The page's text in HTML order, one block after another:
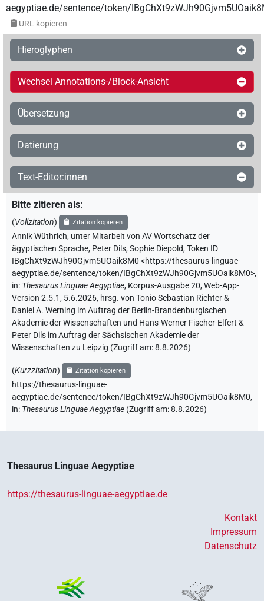
aegyptiae.de/sentence/token/
URL kopieren
Hieroglyphen
Wechsel Annotations-/Block-Ansicht
Übersetzung
Datierung
Text-Editor:innen
Bitte zitieren als:
(Vollzitation) Zitation kopieren
Annik Wüthrich, unter Mitarbeit von AV Wortschatz der
ägyptischen Sprache, Peter Dils,Sophie Diepold,Token ID
IBgChXt9zWJh90Gjvm5UOaik8M0 <https://thesaurus-linguae-
aegyptiae.de/sentence/token/IBgChXt9zWJh90Gjvm5UOaik8M0>,
in: Thesaurus Linguae Aegyptiae, Korpus-Ausgabe 20, Web-App-
Version 2.5.1, 5.6.2026, hrsg. von Tonio Sebastian Richter &
Daniel A. Werning im Auftrag der Berlin-Brandenburgischen
Akademie der Wissenschaften und Hans-Werner Fischer-Elfert &
Peter Dils im Auftrag der Sächsischen Akademie der
Wissenschaften zu Leipzig (Zugriff am:8.8.2026)
(Kurzzitation) Zitation kopieren
https://thesaurus-linguae-
aegyptiae.de/sentence/token/IBgChXt9zWJh90Gjvm5UOaik8M0,
in: Thesaurus Linguae Aegyptiae (Zugriff am:8.8.2026)
Thesaurus Linguae Aegyptiae
https://thesaurus-linguae-aegyptiae.de
Kontakt
Impressum
Datenschutz